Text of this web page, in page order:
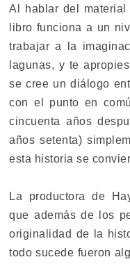
Al hablar del material
libro funciona a un
trabajar a la
lagunas, y te
se cree un diálogo
con el punto en
cincuenta años
años setenta)
esta historia se
La productora de
que además de los
originalidad de la
todo sucede fueron